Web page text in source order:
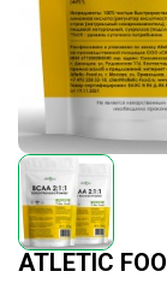
ATLETIC